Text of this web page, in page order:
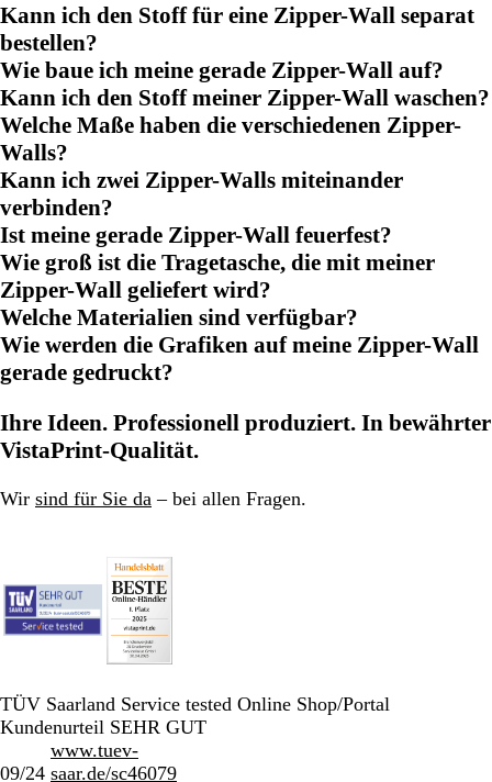
Kann ich den Stoff für eine Zipper-Wall separat
bestellen?
Wie baue ich meine gerade Zipper-Wall auf?
Kann ich den Stoff meiner Zipper-Wall waschen?
Welche Maße haben die verschiedenen Zipper-
Walls?
Kann ich zwei Zipper-Walls miteinander
verbinden?
Ist meine gerade Zipper-Wall feuerfest?
Wie groß ist die Tragetasche, die mit meiner
Zipper-Wall geliefert wird?
Welche Materialien sind verfügbar?
Wie werden die Grafiken auf meine Zipper-Wall
gerade gedruckt?
Ihre Ideen. Professionell produziert. In bewährter
VistaPrint-Qualität.
Wir sind für Sie da – bei allen Fragen.
TÜV Saarland Service tested Online Shop/Portal
Kundenurteil SEHR GUT
09/24
www.tuev-
saar.de/sc46079